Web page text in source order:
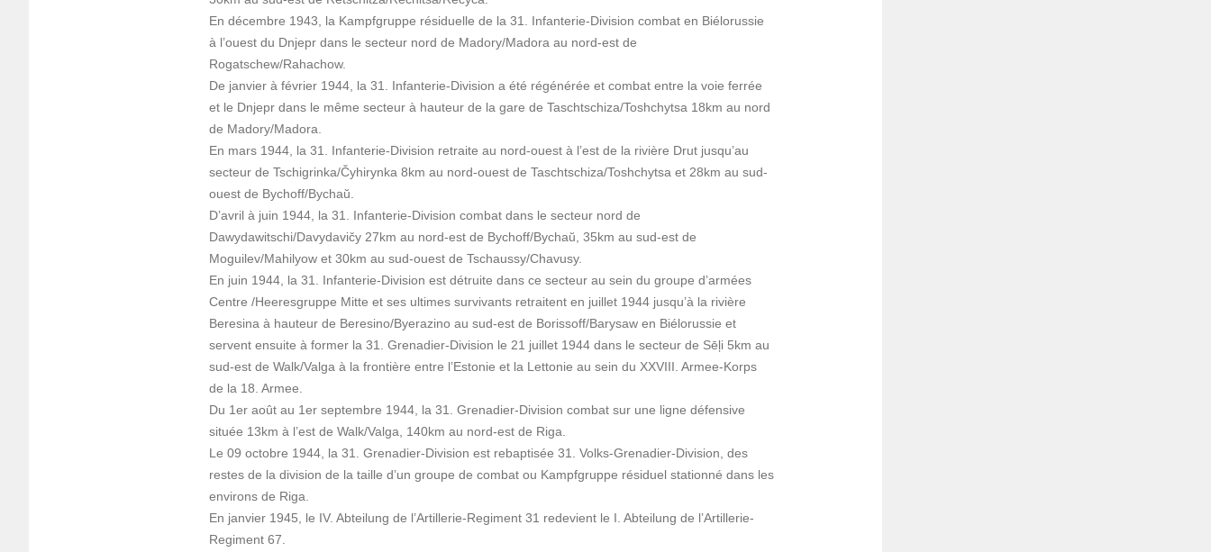
En décembre 1943, la Kampfgruppe résiduelle de la 31. Infanterie-Division combat en Biélorussie
à l’ouest du Dnjepr dans le secteur nord de Madory/Madora au nord-est de
Rogatschew/Rahachow.
De janvier à février 1944, la 31. Infanterie-Division a été régénérée et combat entre la voie ferrée
et le Dnjepr dans le même secteur à hauteur de la gare de Taschtschiza/Toshchytsa 18km au nord
de Madory/Madora.
En mars 1944, la 31. Infanterie-Division retraite au nord-ouest à l’est de la rivière Drut jusqu’au
secteur de Tschigrinka/Čyhirynka 8km au nord-ouest de Taschtschiza/Toshchytsa et 28km au sud-
ouest de Bychoff/Bychaŭ.
D’avril à juin 1944, la 31. Infanterie-Division combat dans le secteur nord de
Dawydawitschi/Davydavičy 27km au nord-est de Bychoff/Bychaŭ, 35km au sud-est de
Moguilev/Mahilyow et 30km au sud-ouest de Tschaussy/Chavusy.
En juin 1944, la 31. Infanterie-Division est détruite dans ce secteur au sein du groupe d’armées
Centre /Heeresgruppe Mitte et ses ultimes survivants retraitent en juillet 1944 jusqu’à la rivière
Beresina à hauteur de Beresino/Byerazino au sud-est de Borissoff/Barysaw en Biélorussie et
servent ensuite à former la 31. Grenadier-Division le 21 juillet 1944 dans le secteur de Sēļi 5km au
sud-est de Walk/Valga à la frontière entre l’Estonie et la Lettonie au sein du XXVIII. Armee-Korps
de la 18. Armee.
Du 1er août au 1er septembre 1944, la 31. Grenadier-Division combat sur une ligne défensive
située 13km à l’est de Walk/Valga, 140km au nord-est de Riga.
Le 09 octobre 1944, la 31. Grenadier-Division est rebaptisée 31. Volks-Grenadier-Division, des
restes de la division de la taille d’un groupe de combat ou Kampfgruppe résiduel stationné dans les
environs de Riga.
En janvier 1945, le IV. Abteilung de l’Artillerie-Regiment 31 redevient le I. Abteilung de l’Artillerie-
Regiment 67.